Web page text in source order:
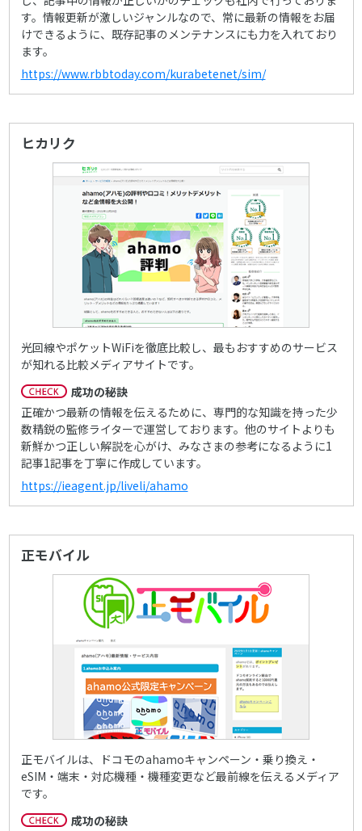
す。情報更新が激しいジャンルなので、常に最新の情報をお届
けできるように、既存記事のメンテナンスにも力を入れており
ます。
https://www.rbbtoday.com/kurabetenet/sim/
ヒカリク
光回線やポケットWiFiを徹底比較し、最もおすすめのサービス
が知れる比較メディアサイトです。
成功の秘訣
正確かつ最新の情報を伝えるために、専門的な知識を持った少
数精鋭の監修ライターで運営しております。他のサイトよりも
新鮮かつ正しい解説を心がけ、みなさまの参考になるように1
記事1記事を丁寧に作成しています。
https://ieagent.jp/liveli/ahamo
正モバイル
正モバイルは、ドコモのahamoキャンペーン・乗り換え・
eSIM・端末・対応機種・機種変更など最前線を伝えるメディア
です。
成功の秘訣